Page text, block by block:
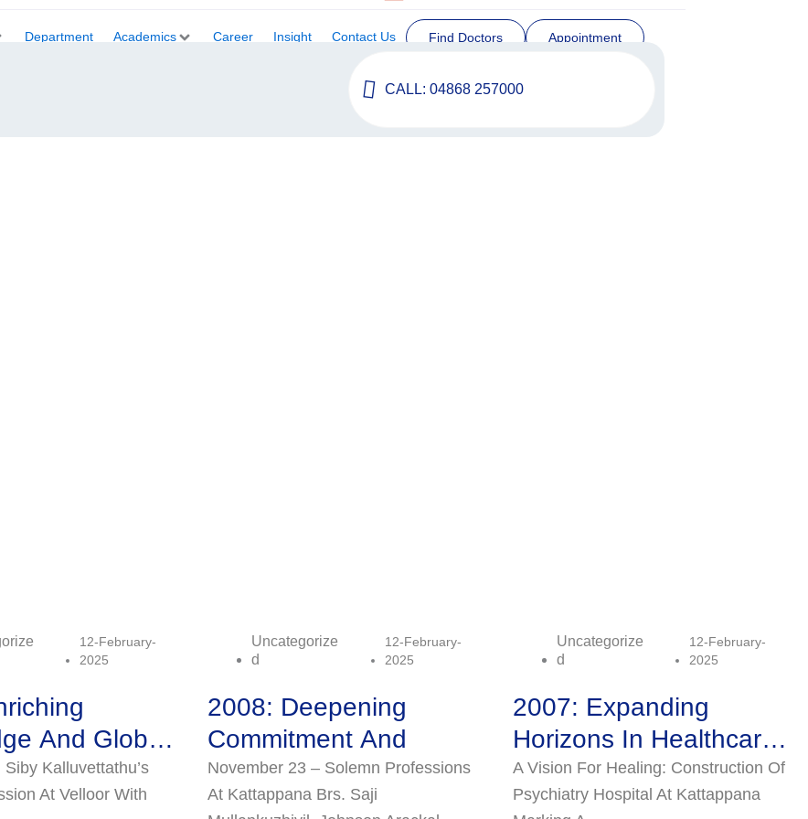
Department Academics Career Insight Contact Us Find Doctors Appointment
CALL: 04868 257000
12-February-
2025
And Global
Kalluvettathu’s
At Velloor With
Uncategorize
D
12-February-
2025
2008: Deepening
Commitment And
November 23 – Solemn Professions
At Kattappana Brs. Saji
Uncategorize
D
12-February-
2025
2007: Expanding
Horizons In Healthcare
And Community
A Vision For Healing: Construction Of
Psychiatry Hospital At Kattappana